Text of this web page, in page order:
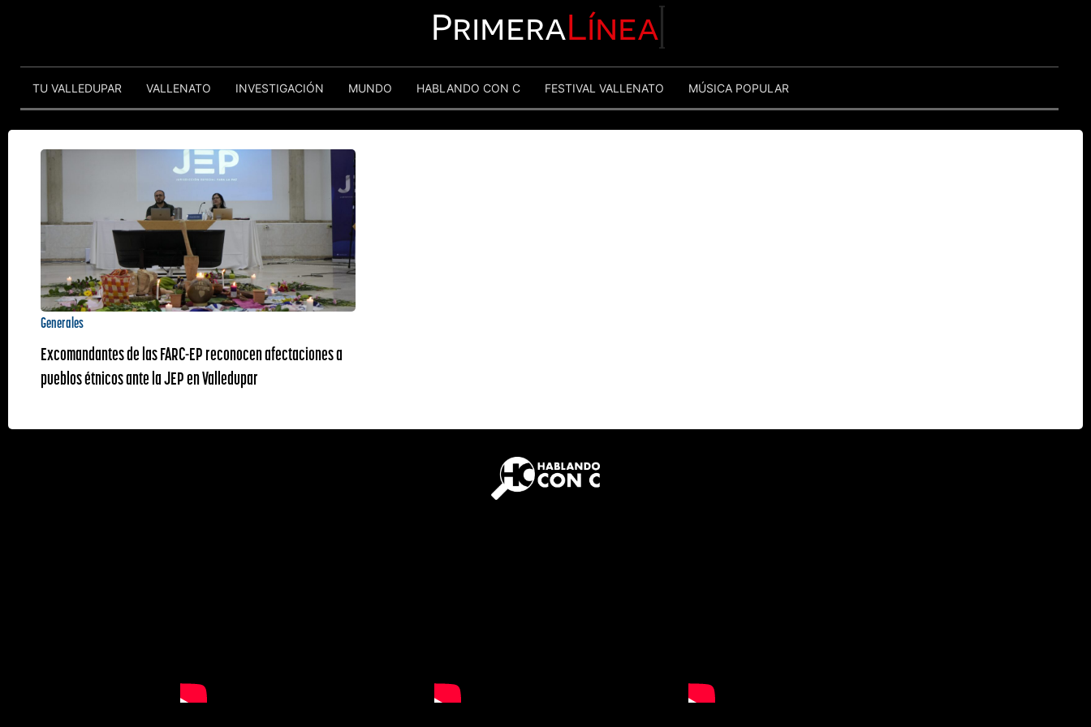
PrimeraLínea
TU VALLEDUPAR VALLENATO INVESTIGACIÓN MUNDO HABLANDO CON C FESTIVAL VALLENATO MÚSICA POPULAR
Generales
Excomandantes de las FARC-EP reconocen afectaciones a
pueblos étnicos ante la JEP en Valledupar